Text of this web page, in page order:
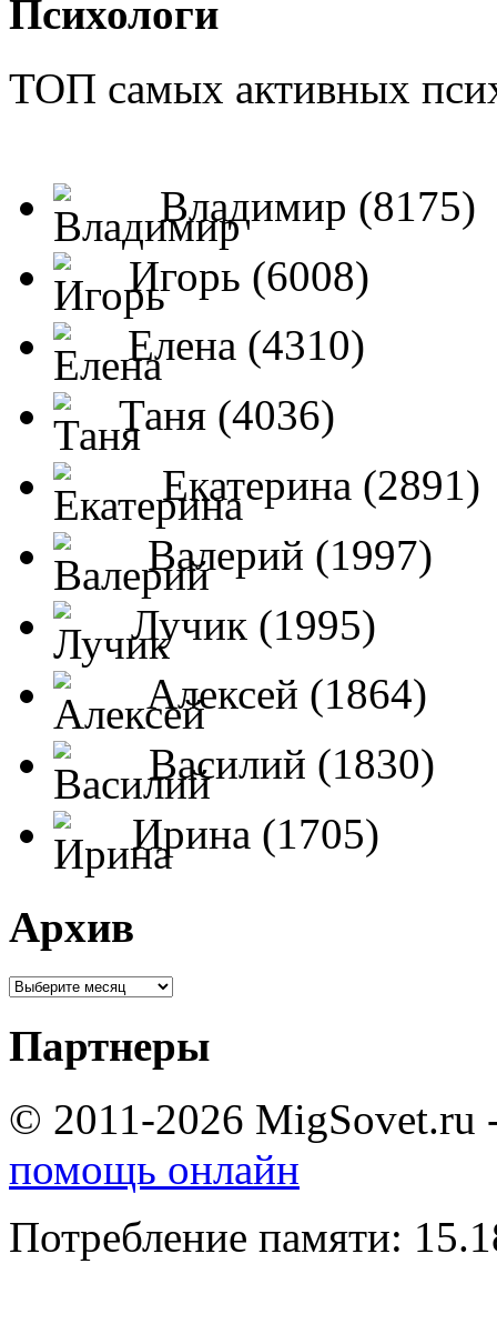
Психологи
ТОП самых активных
Владимир (8175)
Игорь (6008)
Елена (4310)
Таня (4036)
Екатерина (2891)
Валерий (1997)
Лучик (1995)
Алексей (1864)
Василий (1830)
Ирина (1705)
Архив
Партнеры
© 2011-2026 MigSovet.ru
помощь онлайн
Потребление памяти: